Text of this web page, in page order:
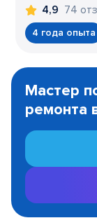
4,9 74
4 года опыта
1
Мастер
ремонта